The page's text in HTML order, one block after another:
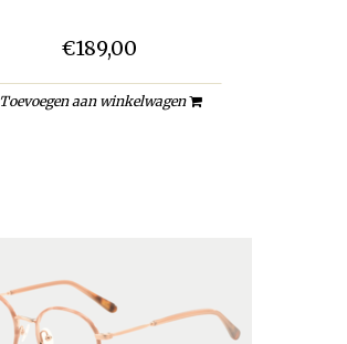
€189,00
Toevoegen aan winkelwagen